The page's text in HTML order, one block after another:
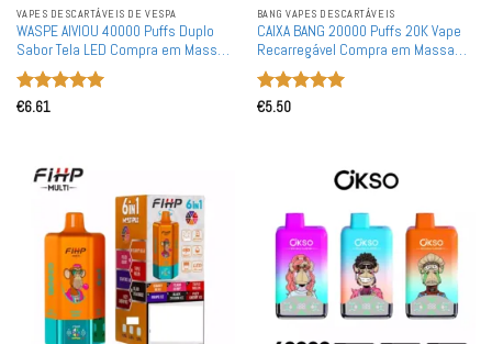
VAPES DESCARTÁVEIS ​​DE VESPA
WASPE AIVIOU 40000 Puffs Duplo
Sabor Tela LED Compra em Massa
Vapes Descartáveis Recarregáveis
por Atacado
Avaliação
€6.61
BANG VAPES DESCARTÁVEIS
CAIXA BANG 20000 Puffs 20K Vape
Recarregável Compra em Massa
Vape Descartável por Atacado
Avaliação
€5.50